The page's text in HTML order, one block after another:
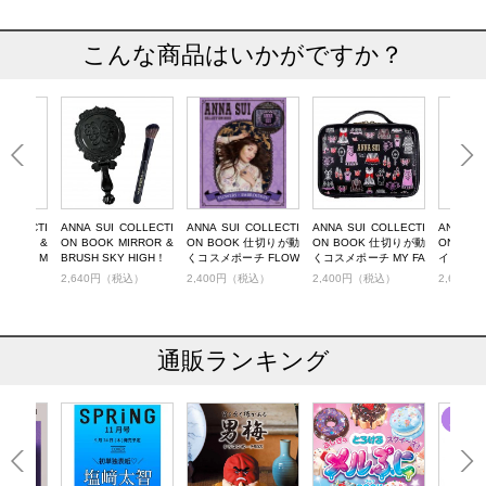
こんな商品はいかがですか？
&
M
ANNA SUI COLLECTI
ON BOOK MIRROR &
BRUSH SKY HIGH！
2,640円（税込）
ANNA SUI COLLECTI
ON BOOK 仕切りが動
くコスメポーチ FLOW
ERS×EMBROIDERY
2,400円（税込）
ANNA SUI COLLECTI
ON BOOK 仕切りが動
くコスメポーチ MY FA
VORITE THINGS
2,400円（税込）
ANNA
ON
インテ
2,640円
通販ランキング